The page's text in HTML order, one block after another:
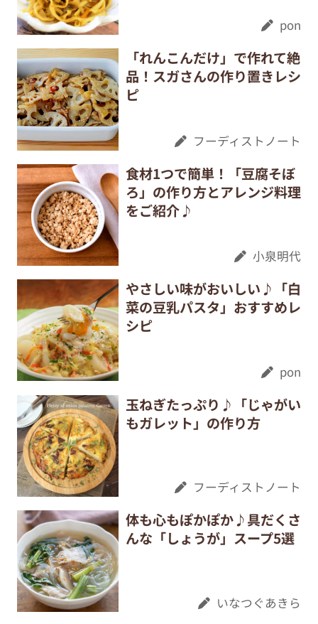
pon
「れんこんだけ」で作れて絶
品！スガさんの作り置きレシ
ピ
フーディストノート
食材1つで簡単！「豆腐そぼ
ろ」の作り方とアレンジ料理
をご紹介♪
小泉明代
やさしい味がおいしい♪「白
菜の豆乳パスタ」おすすめレ
シピ
pon
玉ねぎたっぷり♪「じゃがい
もガレット」の作り方
フーディストノート
体も心もぽかぽか♪具だくさ
んな「しょうが」スープ5選
いなつぐあきら